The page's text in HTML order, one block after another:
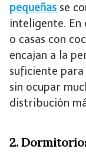
pequeñas se
inteligente. En
o casas con
encajan a la
suficiente para
sin ocupar
distribución
2.